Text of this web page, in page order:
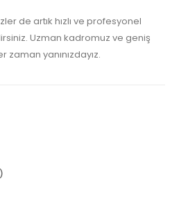
de artık hızlı ve profesyonel
Uzman kadromuz ve geniş
zaman yanınızdayız.